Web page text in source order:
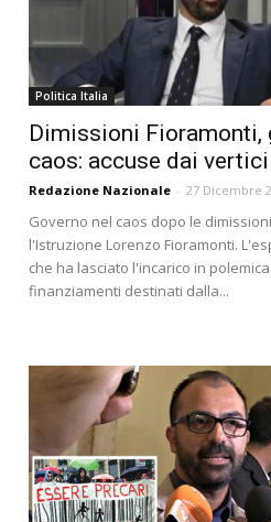
Politica Italia
Dimissioni Fioramonti,
caos: accuse dai
Redazione Nazionale - 27 Dicembre
Governo nel caos dopo le
l'Istruzione Lorenzo Fioramonti.
che ha lasciato l'incarico in
finanziamenti destinati dalla...